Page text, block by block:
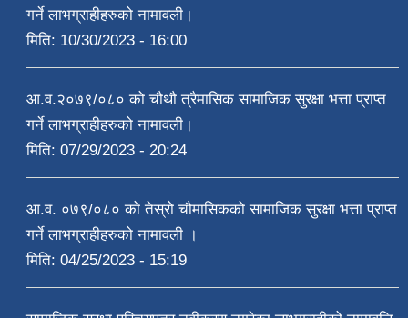
गर्ने लाभग्राहीहरुको नामावली।
मिति: 10/30/2023 - 16:00
आ.व.२०७९/०८० को चौथौ त्रैमासिक सामाजिक सुरक्षा भत्ता प्राप्त
गर्ने लाभग्राहीहरुको नामावली।
मिति: 07/29/2023 - 20:24
आ.व. ०७९/०८० को तेस्रो चौमासिकको सामाजिक सुरक्षा भत्ता प्राप्त
गर्ने लाभग्राहीहरुको नामावली ।
मिति: 04/25/2023 - 15:19